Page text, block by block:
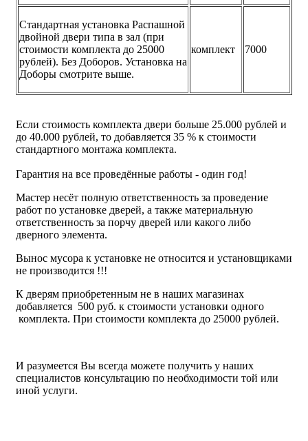
Стандартная установка Распашной
двойной двери типа в зал (при
стоимости комплекта до 25000
рублей). Без Доборов. Установка на
Доборы смотрите выше.
комплект 7000
Если стоимость комплекта двери больше 25.000 рублей и
до 40.000 рублей, то добавляется 35 % к стоимости
стандартного монтажа комплекта.
Гарантия на все проведённые работы - один год!
Мастер несёт полную ответственность за проведение
работ по установке дверей, а также материальную
ответственность за порчу дверей или какого либо
дверного элемента.
Вынос мусора к установке не относится и установщиками
не производится !!!
К дверям приобретенным не в наших магазинах
добавляется 500 руб. к стоимости установки одного
комплекта. При стоимости комплекта до 25000 рублей.
И разумеется Вы всегда можете получить у наших
специалистов консультацию по необходимости той или
иной услуги.